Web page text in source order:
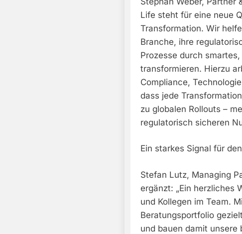
Life steht für eine neue
Transformation. Wir
Branche, ihre
Prozesse durch
transformieren. Hierzu
Compliance,
dass jede
zu globalen Rollouts –
regulatorisch sicheren
Ein starkes Signal für
Stefan Lutz, Managing
ergänzt: „Ein herzliches
und Kollegen im Team.
Beratungsportfolio
und bauen damit